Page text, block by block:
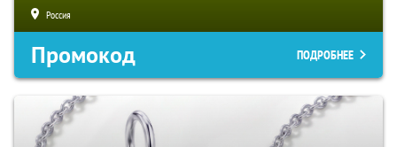
Россия
Промокод ПОДРОБНЕЕ